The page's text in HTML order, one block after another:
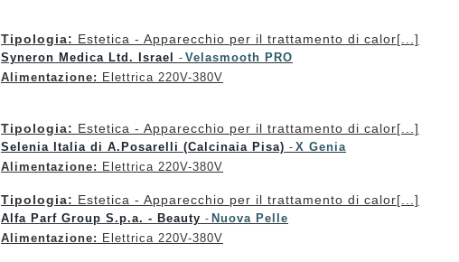
Tipologia: Estetica - Apparecchio per il trattamento di calor[...]
Syneron Medica Ltd. Israel - Velasmooth PRO
Alimentazione: Elettrica 220V-380V
Tipologia: Estetica - Apparecchio per il trattamento di calor[...]
Selenia Italia di A.Posarelli (Calcinaia Pisa) - X Genia
Alimentazione: Elettrica 220V-380V
Tipologia: Estetica - Apparecchio per il trattamento di calor[...]
Alfa Parf Group S.p.a. - Beauty - Nuova Pelle
Alimentazione: Elettrica 220V-380V